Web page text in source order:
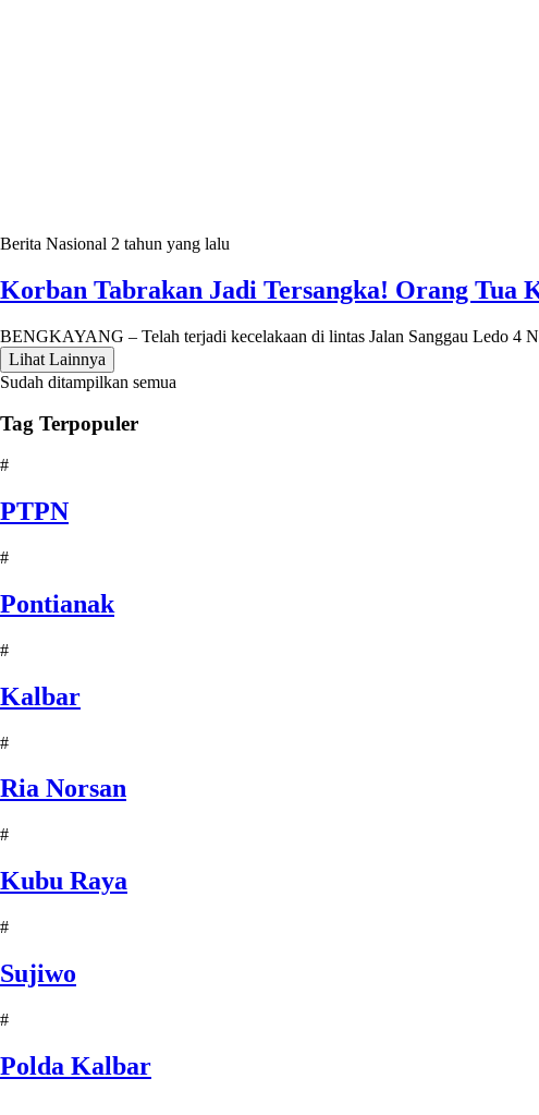
Berita Nasional 2 tahun yang lalu
Korban Tabrakan Jadi Tersangka! Orang Tua
BENGKAYANG – Telah terjadi kecelakaan di lintas Jalan Sanggau Ledo 4
Lihat Lainnya
Sudah ditampilkan semua
Tag Terpopuler
#
PTPN
#
Pontianak
#
Kalbar
#
Ria Norsan
#
Kubu Raya
#
Sujiwo
#
Polda Kalbar